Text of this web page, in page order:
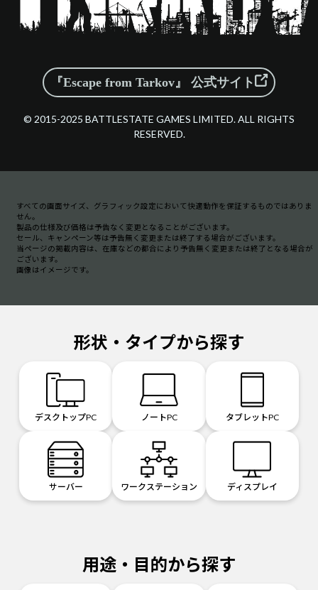
『Escape from Tarkov』 公式サイト
© 2015-2025 BATTLESTATE GAMES LIMITED. ALL RIGHTS
RESERVED.
すべての画面サイズ、グラフィック設定において快適動作を保証するものではありま
せん。
製品の仕様及び価格は予告なく変更となることがございます。
セール、キャンペーン等は予告無く変更または終了する場合がございます。
当ページの掲載内容は、在庫などの都合により予告無く変更または終了となる場合が
ございます。
画像はイメージです。
形状・タイプから探す
デスクトップPC ノートPC タブレットPC
サーバー ワークステーション ディスプレイ
用途・目的から探す